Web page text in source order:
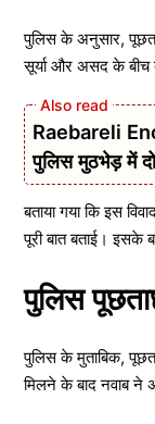
पुलिस के अनुसार,
सूर्या और असद के बीच
Raebareli
पुलिस मुठभेड़ में
बताया गया कि इस
पूरी बात बताई। इसके
पुलिस
पुलिस के मुताबिक,
मिलने के बाद नवाब ने